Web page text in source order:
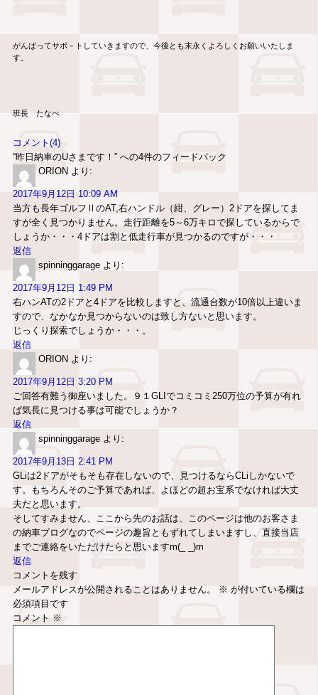
がんばってサポ－トしていきますので、今後とも末永くよろしくお願いいたしま
す。
班長 たなべ
コメント(4)
“昨日納車のUさまです！” への4件のフィードバック
ORION より:
2017年9月12日 10:09 AM
当方も長年ゴルフⅡのAT,右ハンドル（紺、グレー）2ドアを探してま
すが全く見つかりません。走行距離を5～6万キロで探しているからで
しょうか・・・4ドアは割と低走行車が見つかるのですが・・・
返信
spinninggarage より:
2017年9月12日 1:49 PM
右ハンATの2ドアと4ドアを比較しますと、流通台数が10倍以上違いま
すので、なかなか見つからないのは致し方ないと思います。
じっくり探索でしょうか・・・。
返信
ORION より:
2017年9月12日 3:20 PM
ご回答有難う御座いました。９１GLIでコミコミ250万位の予算が有れ
ば気長に見つける事は可能でしょうか？
返信
spinninggarage より:
2017年9月13日 2:41 PM
GLiは2ドアがそもそも存在しないので、見つけるならCLiしかないで
す。もちろんそのご予算であれば、よほどの超お宝系でなければ大丈
夫だと思います。
そしてすみません、ここから先のお話は、このページは他のお客さま
の納車ブログなのでページの趣旨ともずれてしまいますし、直接当店
までご連絡をいただけたらと思いますm(_ _)m
返信
コメントを残す
メールアドレスが公開されることはありません。
※ が付いている欄は
必須項目です
コメント ※